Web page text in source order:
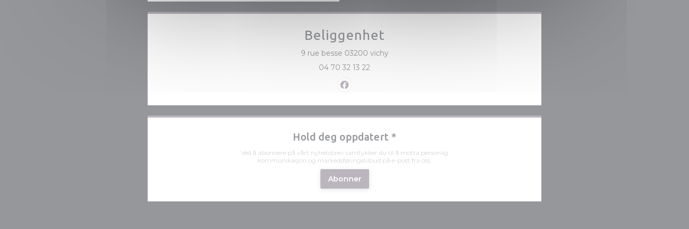
Beliggenhet
9 rue besse 03200 vichy((åpner i et nytt vindu))
04 70 32 13 22
Facebook ((åpner i et nytt vindu))
Hold deg oppdatert *
Ved å abonnere på vårt nyhetsbrev samtykker du til å motta personlig
kommunikasjon og markedsføringstilbud på e-post fra oss.
Abonner